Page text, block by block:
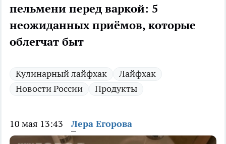
пельмени перед варкой: 5
неожиданных приёмов, которые
облегчат быт
Кулинарный лайфхак
Лайфхак
Новости России
Продукты
10 мая 13:43 Лера Егорова